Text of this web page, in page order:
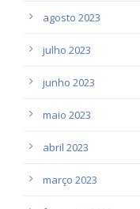
agosto 2023
julho 2023
junho 2023
maio 2023
abril 2023
março 2023